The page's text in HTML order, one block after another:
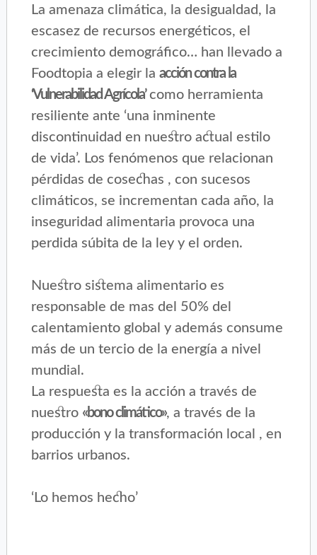
La amenaza climática, la desigualdad, la
escasez de recursos energéticos, el
crecimiento demográfico… han llevado a
Foodtopia a elegir laacción contra la
‘Vulnerabilidad Agrícola’como herramienta
resiliente ante ‘una inminente
discontinuidad en nuestro actual estilo
de vida’. Los fenómenos que relacionan
pérdidas de cosechas , con sucesos
climáticos, se incrementan cada año, la
inseguridad alimentaria provoca una
perdida súbita de la ley y el orden.
Nuestro sistema alimentario es
responsable de mas del 50% del
calentamiento global y además consume
más de un tercio de la energía a nivel
mundial.
La respuesta es la acción a través de
nuestro «bono climático», a través de la
producción y la transformación local , en
barrios urbanos.
‘Lo hemos hecho’